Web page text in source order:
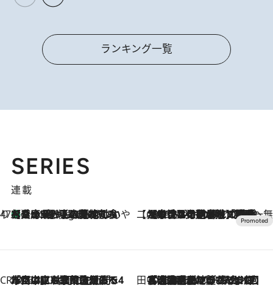
ランキング一覧
SERIES
連載
47都道府県の手みやげ ひんやりスイーツで夏を満喫
9 Hours Ago
【兵庫県】この夏絶対食べたい 冷やしておいしいおやつ3選 淡路島の恵みをジェラートに集約 【CREA×星野リゾート】唯一無二。癒しと発見が待つ場所へ
2026.8.7
【トンボの足水浴】ヒノキの香りに包まれて涼感マックス！約13℃の湧水かけ流しを避暑地「星野温泉 トンボの湯」で体験
CREA'S CHOICE
2026.8.7
「立川にも歌舞伎があるんだよ」 片岡仁左衛門・市川中車ら豪華座組みで4年目の立川立飛歌舞伎へ 田中稲の勝手に再ブーム
2026.8.7
「湘南乃風に憧れて」観客大盛上がりの“タオル回し”に、ラッパー顔負けの高速歌唱まで…さだまさし（74）のアグレッシブすぎる現在地